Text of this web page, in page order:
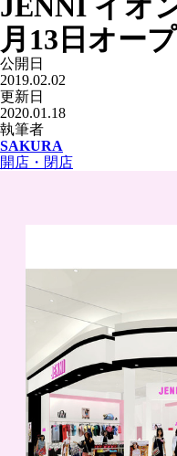
月13日オー
公開日
2019.02.02
更新日
2020.01.18
執筆者
SAKURA
開店・閉店